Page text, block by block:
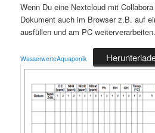
Wenn Du eine Nextcloud mit
Dokument auch im Browser z.B. auf
ausfüllen und am PC
WasserwerteAquaponik